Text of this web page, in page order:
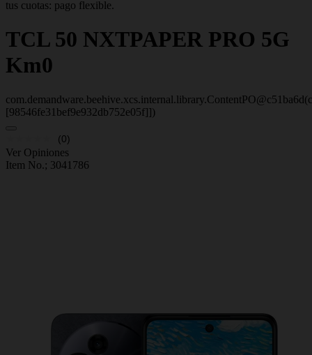
tus cuotas: pago flexible.
TCL 50 NXTPAPER PRO 5G
Km0
[98546fe31bef9e932db752e05f]])
(0)
Ver Opiniones
Item No.; 3041786